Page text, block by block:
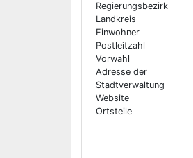
Regierungsbezirk
Landkreis
Einwohner
Postleitzahl
Vorwahl
Adresse der
Stadtverwaltung
Website
Ortsteile